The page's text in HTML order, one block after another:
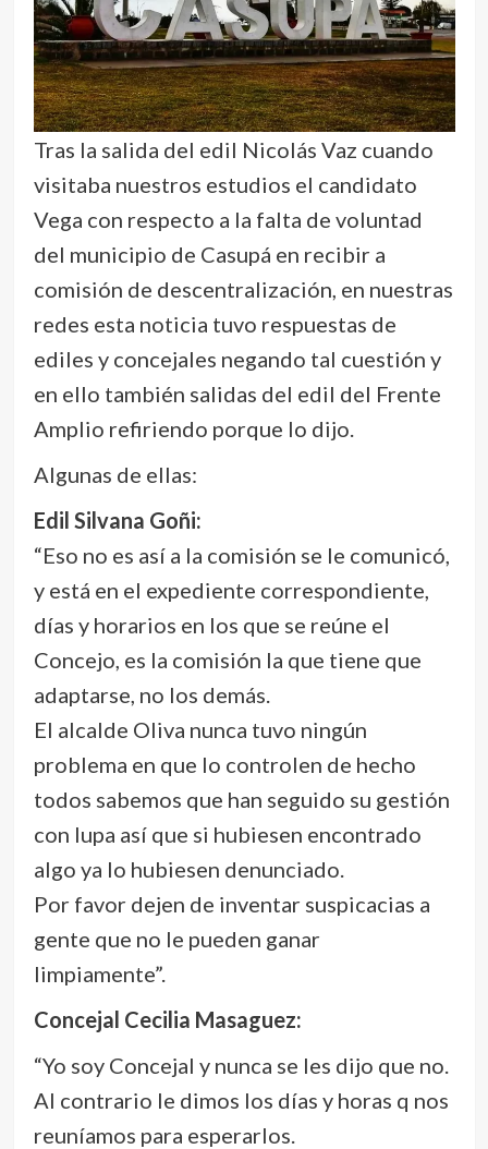
Tras la salida del edil Nicolás Vaz cuando
visitaba nuestros estudios el candidato
Vega con respecto a la falta de voluntad
del municipio de Casupá en recibir a
comisión de descentralización, en nuestras
redes esta noticia tuvo respuestas de
ediles y concejales negando tal cuestión y
en ello también salidas del edil del Frente
Amplio refiriendo porque lo dijo.
Algunas de ellas:
Edil Silvana Goñi:
“Eso no es así a la comisión se le comunicó,
y está en el expediente correspondiente,
días y horarios en los que se reúne el
Concejo, es la comisión la que tiene que
adaptarse, no los demás.
El alcalde Oliva nunca tuvo ningún
problema en que lo controlen de hecho
todos sabemos que han seguido su gestión
con lupa así que si hubiesen encontrado
algo ya lo hubiesen denunciado.
Por favor dejen de inventar suspicacias a
gente que no le pueden ganar
limpiamente”.
Concejal Cecilia Masaguez:
“Yo soy Concejal y nunca se les dijo que no.
Al contrario le dimos los días y horas q nos
reuníamos para esperarlos.